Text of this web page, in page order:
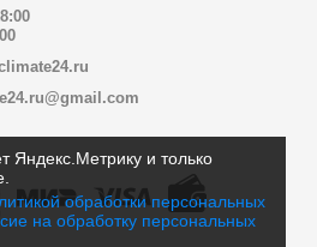
Яндекс.Метрику и только
обработки персональных
на обработку персональных